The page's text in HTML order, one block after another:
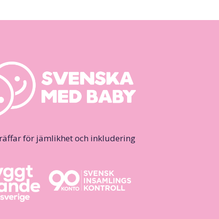
för jämlikhet och inkludering.